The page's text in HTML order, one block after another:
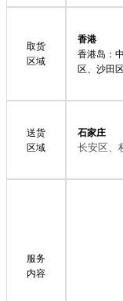
取货
区域
香港
香港岛：
区、沙田
送货
区域
石家庄
长安区、
服务
内容